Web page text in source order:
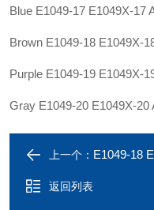
Blue E1049-17 E1049X-17
Brown E1049-18 E1049X-
Purple E1049-19 E1049X-
Gray E1049-20 E1049X-20
上一个： E1049-18
返回列表